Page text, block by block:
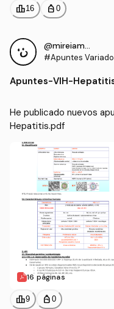
leaderboard16 personal_bag 0
@mireiamartin
#Apuntes
Apuntes-VIH-
He publicado nuevos
Hepatitis.pdf
16 páginas
leaderboard9 personal_bag 0